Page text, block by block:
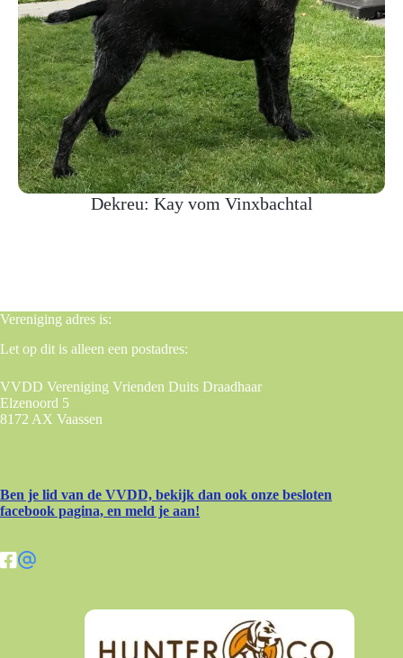
Dekreu: Kay vom Vinxbachtal
Vereniging adres is:
Let op dit is alleen een postadres:
VVDD Vereniging Vrienden Duits Draadhaar
Elzenoord 5
8172 AX Vaassen
Ben je lid van de VVDD, bekijk dan ook onze besloten
facebook pagina, en meld je aan!